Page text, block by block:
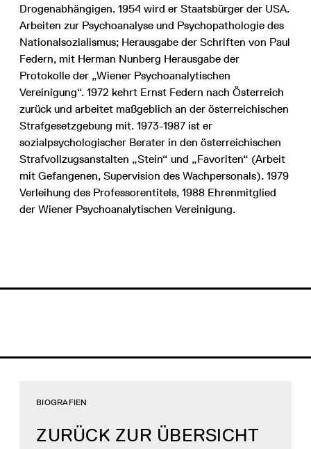
Drogenabhängigen. 1954 wird er Staatsbürger der USA.
Arbeiten zur Psychoanalyse und Psychopathologie des
Nationalsozialismus; Herausgabe der Schriften von Paul
Federn, mit Herman Nunberg Herausgabe der
Protokolle der „Wiener Psychoanalytischen
Vereinigung“. 1972 kehrt Ernst Federn nach Österreich
zurück und arbeitet maßgeblich an der österreichischen
Strafgesetzgebung mit. 1973-1987 ist er
sozialpsychologischer Berater in den österreichischen
Strafvollzugsanstalten „Stein“ und „Favoriten“ (Arbeit
mit Gefangenen, Supervision des Wachpersonals). 1979
Verleihung des Professorentitels, 1988 Ehrenmitglied
der Wiener Psychoanalytischen Vereinigung.
ZURÜCK ZUR ÜBERSICHT
BIOGRAFIEN